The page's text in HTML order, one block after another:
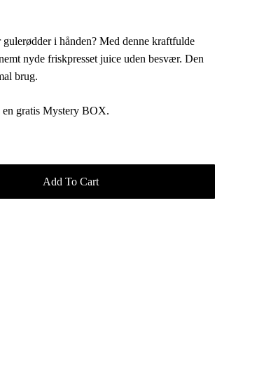
i hånden? Med denne kraftfulde
nyde friskpresset juice uden besvær. Den
brug.
gratis Mystery BOX.
Add To Cart